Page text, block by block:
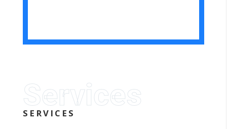
SERVICES
Services